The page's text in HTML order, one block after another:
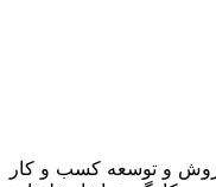
فروش و توسعه کسب و کار